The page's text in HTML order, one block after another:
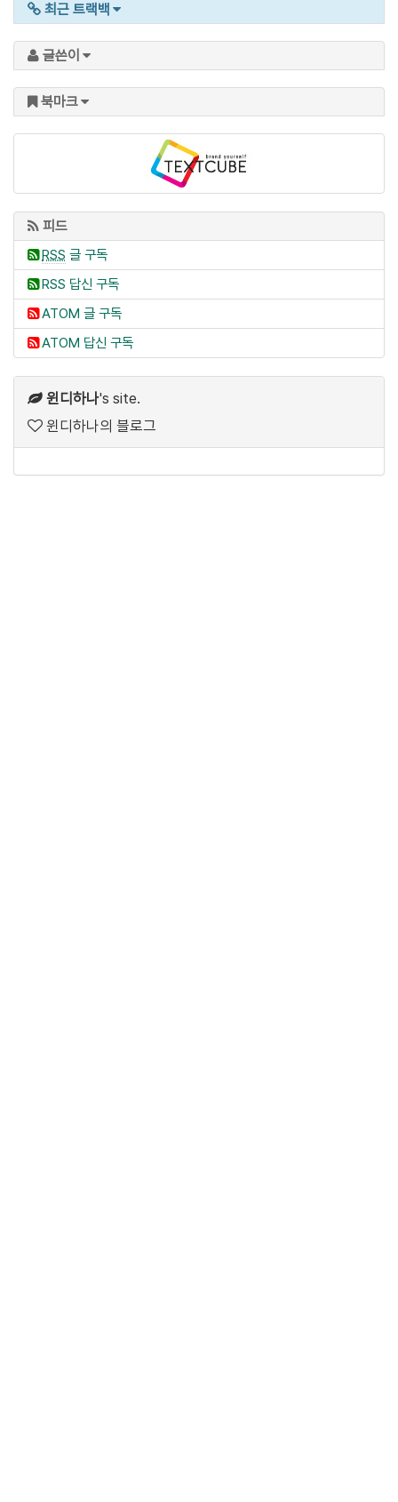
최근 트랙백
글쓴이
북마크
피드
RSS 글 구독
RSS 답신 구독
ATOM 글 구독
ATOM 답신 구독
윈디하나's site.
윈디하나의 블로그